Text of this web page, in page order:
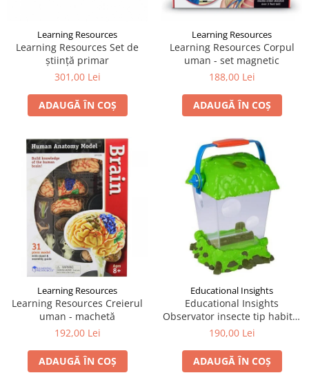
Learning Resources
Learning Resources Set de
știință primar
301,00 Lei
ADAUGĂ ÎN COȘ
Learning Resources
Learning Resources Corpul
uman - set magnetic
188,00 Lei
ADAUGĂ ÎN COȘ
Learning Resources
Learning Resources Creierul
uman - machetă
192,00 Lei
ADAUGĂ ÎN COȘ
Educational Insights
Educational Insights
Observator insecte tip habitat
- Geosafari
190,00 Lei
ADAUGĂ ÎN COȘ